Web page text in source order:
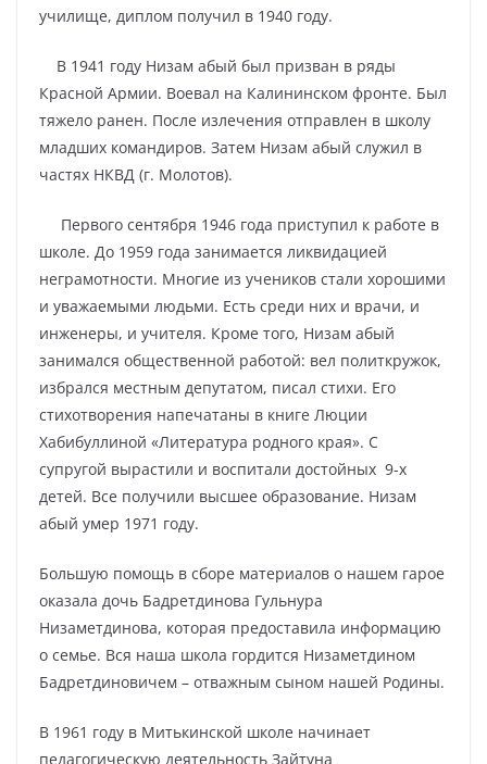
училище, диплом получил в 1940 году.
В 1941 году Низам абый был призван в ряды
Красной Армии. Воевал на Калининском фронте. Был
тяжело ранен. После излечения отправлен в школу
младших командиров. Затем Низам абый служил в
частях НКВД (г. Молотов).
Первого сентября 1946 года приступил к работе в
школе. До 1959 года занимается ликвидацией
неграмотности. Многие из учеников стали хорошими
и уважаемыми людьми. Есть среди них и врачи, и
инженеры, и учителя. Кроме того, Низам абый
занимался общественной работой: вел политкружок,
избрался местным депутатом, писал стихи. Его
стихотворения напечатаны в книге Люции
Хабибуллиной «Литература родного края». С
супругой вырастили и воспитали достойных 9-х
детей. Все получили высшее образование. Низам
абый умер 1971 году.
Большую помощь в сборе материалов о нашем гарое
оказала дочь Бадретдинова Гульнура
Низаметдинова, которая предоставила информацию
о семье. Вся наша школа гордится Низаметдином
Бадретдиновичем – отважным сыном нашей Родины.
В 1961 году в Митькинской школе начинает
педагогическую деятельность Зайтуна